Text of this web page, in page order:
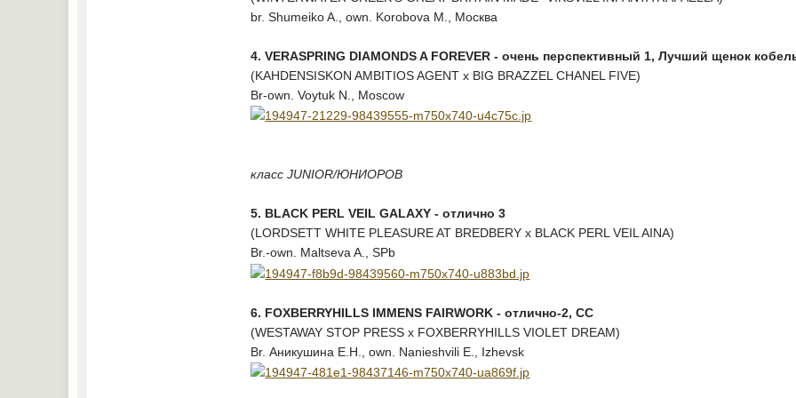
br. Shumeiko A., own. Korobova M., Москва
4. VERASPRING DIAMONDS A FOREVER - очень перспективный 1, Лучший щенок
(KAHDENSISKON AMBITIOS AGENT x BIG BRAZZEL CHANEL FIVE)
Br-own. Voytuk N., Moscow
класс JUNIOR/ЮНИОРОВ
5. BLACK PERL VEIL GALAXY - отлично 3
(LORDSETT WHITE PLEASURE AT BREDBERY x BLACK PERL VEIL AINA)
Br.-own. Maltseva A., SPb
6. FOXBERRYHILLS IMMENS FAIRWORK - отлично-2, СС
(WESTAWAY STOP PRESS x FOXBERRYHILLS VIOLET DREAM)
Br. Аникушина Е.Н., own. Nanieshvili E., Izhevsk